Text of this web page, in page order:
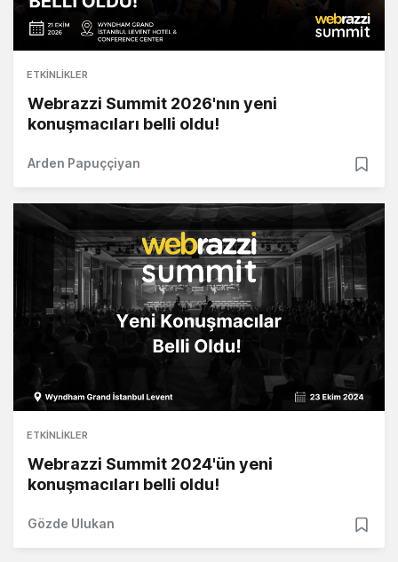
ETKINLIKLER
Webrazzi Summit 2026'nın yeni
konuşmacıları belli oldu!
Arden Papuççiyan
ETKINLIKLER
Webrazzi Summit 2024'ün yeni
konuşmacıları belli oldu!
Gözde Ulukan